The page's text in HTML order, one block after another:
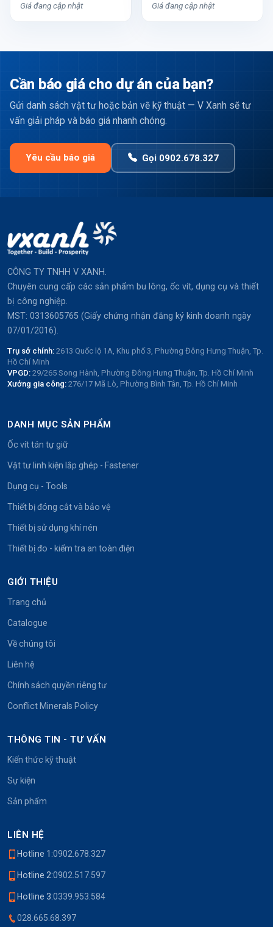
Giá đang cập nhật Giá đang cập nhật
Cần báo giá cho dự án của bạn?
Gửi danh sách vật tư hoặc bản vẽ kỹ thuật — V Xanh sẽ tư
vấn giải pháp và báo giá nhanh chóng.
Yêu cầu báo giá Gọi 0902.678.327
CÔNG TY TNHH V XANH.
Chuyên cung cấp các sản phẩm bu lông, ốc vít, dụng cụ và thiết
bị công nghiệp.
MST: 0313605765 (Giấy chứng nhận đăng ký kinh doanh ngày
07/01/2016).
Trụ sở chính: 2613 Quốc lộ 1A, Khu phố 3, Phường Đông Hưng Thuận, Tp.
Hồ Chí Minh
VPGD: 29/265 Song Hành, Phường Đông Hưng Thuận, Tp. Hồ Chí Minh
Xưởng gia công: 276/17 Mã Lò, Phường Bình Tân, Tp. Hồ Chí Minh
DANH MỤC SẢN PHẨM
Ốc vít tán tự giữ
Vật tư linh kiện lắp ghép - Fastener
Dụng cụ - Tools
Thiết bị đóng cắt và bảo vệ
Thiết bị sử dụng khí nén
Thiết bị đo - kiểm tra an toàn điện
GIỚI THIỆU
Trang chủ
Catalogue
Về chúng tôi
Liên hệ
Chính sách quyền riêng tư
Conflict Minerals Policy
THÔNG TIN - TƯ VẤN
Kiến thức kỹ thuật
Sự kiện
Sản phẩm
LIÊN HỆ
Hotline 1:0902.678.327
Hotline 2:0902.517.597
Hotline 3:0339.953.584
028.665.68.397